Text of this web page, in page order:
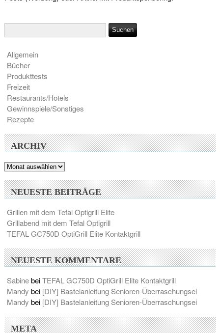
Allgemein
Bücher
Produkttests
Freizeit
Restaurants/Hotels
Gewinnspiele/Sonstiges
Rezepte
ARCHIV
Archiv
NEUESTE BEITRÄGE
Grillen mit dem Tefal Optigrill Elite
Grillabend mit dem Tefal Optigrill
TEFAL GC750D OptiGrill Elite Kontaktgrill
NEUESTE KOMMENTARE
SabinebeiTEFAL GC750D OptiGrill Elite Kontaktgrill
Mandy bei [DIY] Bastelanleitung Senioren-Überraschungsei
Mandy bei [DIY] Bastelanleitung Senioren-Überraschungsei
META